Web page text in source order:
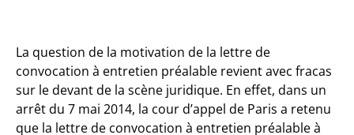
La question de la motivation de la lettre de
convocation à entretien préalable revient avec fracas
sur le devant de la scène juridique. En effet, dans un
arrêt du 7 mai 2014, la cour d’appel de Paris a retenu
que la lettre de convocation à entretien préalable à